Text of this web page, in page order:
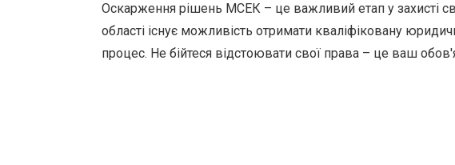
Оскарження рішень МСЕК – це важливий етап у захисті
області існує можливість отримати кваліфіковану
процес. Не бійтеся відстоювати свої права – це ваш